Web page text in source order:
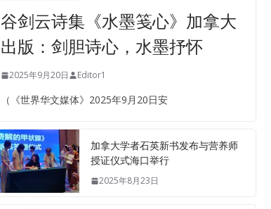
谷剑云诗集《水墨笺心》加拿大
出版：剑胆诗心，水墨抒怀
2025年9月20日 Editor1
（《世界华文媒体》2025年9月20日安
加拿大学者石英新书发布与营养师
授证仪式海口举行
2025年8月23日